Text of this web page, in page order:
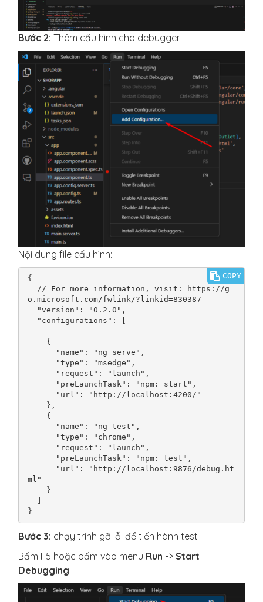
Bước 2: Thêm cấu hình cho debugger
Nội dung file cấu hình:
{
o.microsoft.com/fwlink/?linkid=830387
ml"
COPY
Bước 3: chạy trình gỡ lỗi để tiến hành test
Bấm F5 hoặc bấm vào menu Run -> Start
Debugging